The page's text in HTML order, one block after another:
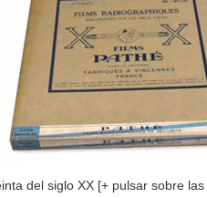
del siglo XX [+ pulsar sobre